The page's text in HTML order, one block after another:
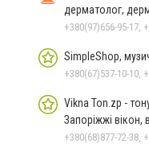
дерматолог,
дерматолог
+380(97)656-95-17,
SimpleShop,
Vikna Ton.zp -
Запоріжжі вікон,